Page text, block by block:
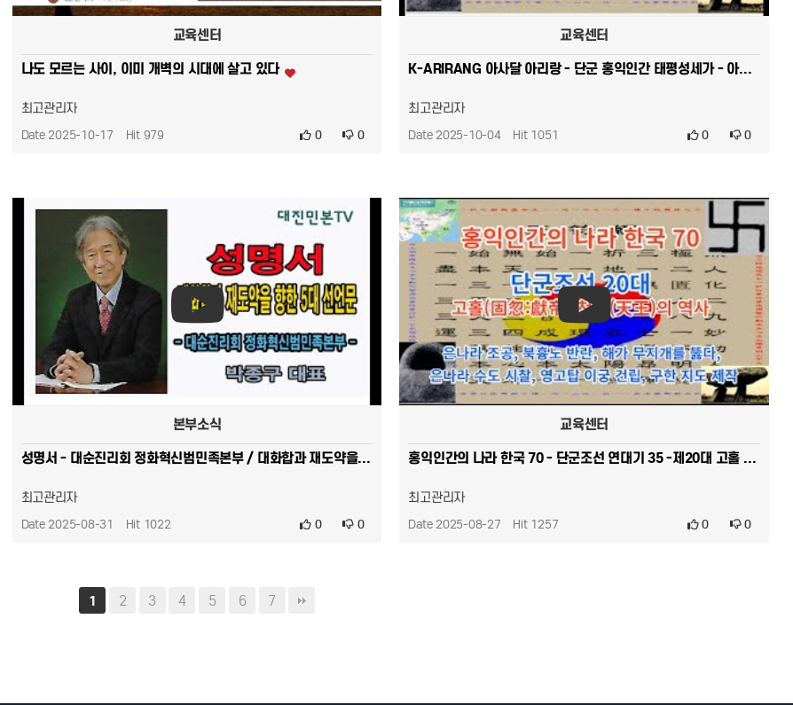
교육센터
나도 모르는 사이, 이미 개벽의 시대에 살고 있다
최고관리자
Date 2025-10-17 Hit 979 0 0
교육센터
K-ARIRANG 아사달 아리랑 - 단군 홍익인간 태평성세가 - 아사달 개천 단군왕검 천제 태평성세가 - 서…
최고관리자
Date 2025-10-04 Hit 1051 0 0
본부소식
성명서 - 대순진리회 정화혁신범민족본부 / 대화합과 재도약을 향한 5대 선언문 2023.10.17. (계묘년…
최고관리자
Date 2025-08-31 Hit 1022 0 0
교육센터
홍익인간의 나라 한국 70 - 단군조선 연대기 35 -제20대 고홀 천왕의 역사 은나라 조공,북흉노 반란,해…
최고관리자
Date 2025-08-27 Hit 1257 0 0
1 2 3 4 5 6 7